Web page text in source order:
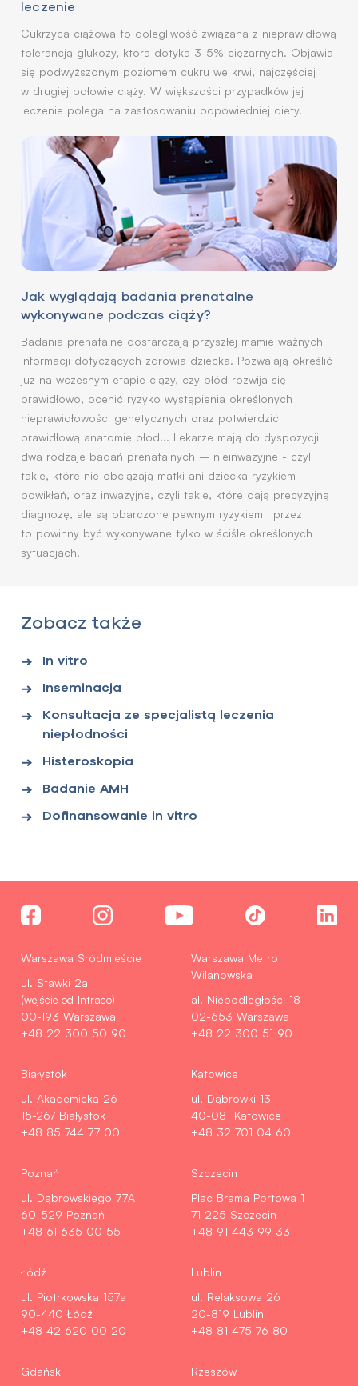
leczenie
Cukrzyca ciążowa to dolegliwość związana z nieprawidłową
tolerancją glukozy, która dotyka 3-5% ciężarnych. Objawia
się podwyższonym poziomem cukru we krwi, najczęściej
w drugiej połowie ciąży. W większości przypadków jej
leczenie polega na zastosowaniu odpowiedniej diety.
Jak wyglądają badania prenatalne
wykonywane podczas ciąży?
Badania prenatalne dostarczają przyszłej mamie ważnych
informacji dotyczących zdrowia dziecka. Pozwalają określić
już na wczesnym etapie ciąży, czy płód rozwija się
prawidłowo, ocenić ryzyko wystąpienia określonych
nieprawidłowości genetycznych oraz potwierdzić
prawidłową anatomię płodu. Lekarze mają do dyspozycji
dwa rodzaje badań prenatalnych – nieinwazyjne - czyli
takie, które nie obciążają matki ani dziecka ryzykiem
powikłań, oraz inwazyjne, czyli takie, które dają precyzyjną
diagnozę, ale są obarczone pewnym ryzykiem i przez
to powinny być wykonywane tylko w ściśle określonych
sytuacjach.
Zobacz także
In vitro
Inseminacja
Konsultacja ze specjalistą leczenia
niepłodności
Histeroskopia
Badanie AMH
Dofinansowanie in vitro
Warszawa Śródmieście
ul. Stawki 2a
(wejście od Intraco)
00-193 Warszawa
+48 22 300 50 90
Warszawa Metro
Wilanowska
al. Niepodległości 18
02-653 Warszawa
+48 22 300 51 90
Białystok
ul. Akademicka 26
15-267 Białystok
+48 85 744 77 00
Katowice
ul. Dąbrówki 13
40-081 Katowice
+48 32 701 04 60
Poznań
ul. Dąbrowskiego 77A
60-529 Poznań
+48 61 635 00 55
Szczecin
Plac Brama Portowa 1
71-225 Szczecin
+48 91 443 99 33
Łódź
ul. Piotrkowska 157a
90-440 Łódź
+48 42 620 00 20
Lublin
ul. Relaksowa 26
20-819 Lublin
+48 81 475 76 80
Gdańsk
Rzeszów